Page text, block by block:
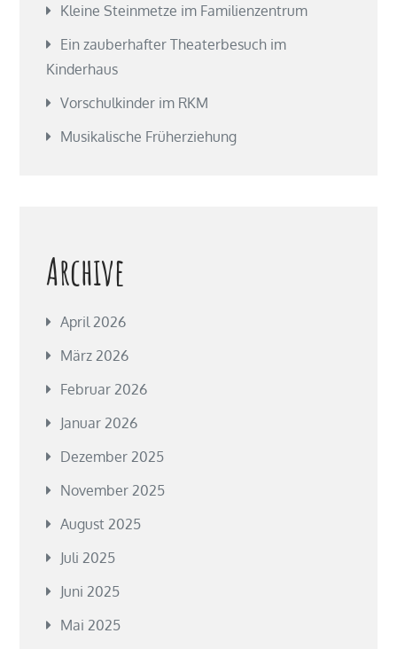
Kleine Steinmetze im Familienzentrum
Ein zauberhafter Theaterbesuch im
Kinderhaus
Vorschulkinder im RKM
Musikalische Früherziehung
Archive
April 2026
März 2026
Februar 2026
Januar 2026
Dezember 2025
November 2025
August 2025
Juli 2025
Juni 2025
Mai 2025